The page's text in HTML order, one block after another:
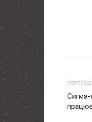
Сигма-